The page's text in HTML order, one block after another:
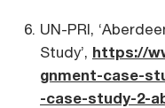
UN-PRI,
Study’, https://
gnment-case-
-case-study-2-